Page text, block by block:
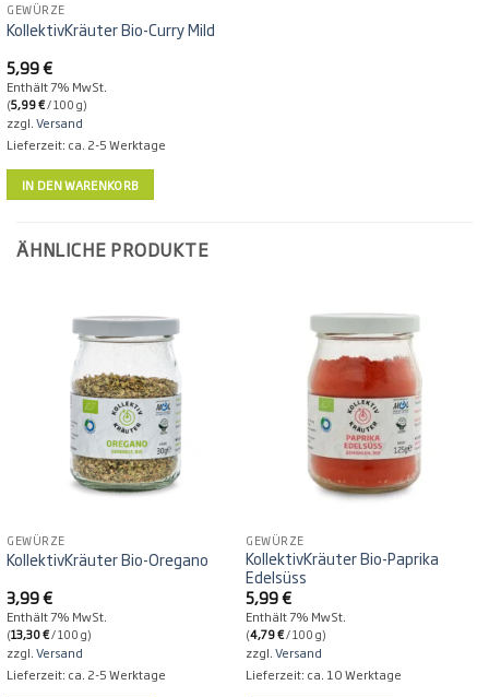
GEWÜRZE
KollektivKräuter Bio-Curry Mild
5,99€
Enthält 7% MwSt.
(5,99€/ 100 g)
zzgl.Versand
Lieferzeit: ca. 2-5 Werktage
IN DEN WARENKORB
ÄHNLICHE PRODUKTE
GEWÜRZE
KollektivKräuter Bio-Oregano
3,99€
Enthält 7% MwSt.
(13,30€/ 100 g)
zzgl.Versand
Lieferzeit: ca. 2-5 Werktage
GEWÜRZE
KollektivKräuter Bio-Paprika
Edelsüss
5,99€
Enthält 7% MwSt.
(4,79€/ 100 g)
zzgl.Versand
Lieferzeit: ca. 10 Werktage